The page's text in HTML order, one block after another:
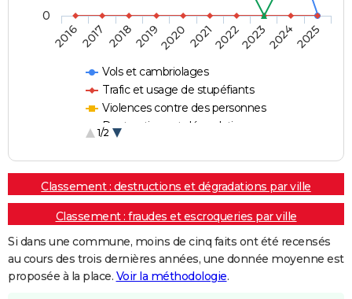
Vols et cambriolages
Trafic et usage de stupéfiants
Violences contre des personnes
Destructions et dégradations
1/2
20162017 20182019202020212022202320242025
0
Classement : destructions et dégradations par ville
Classement : fraudes et escroqueries par ville
Si dans une commune, moins de cinq faits ont été recensés
au cours des trois dernières années, une donnée moyenne est
proposée à la place. Voir la méthodologie.